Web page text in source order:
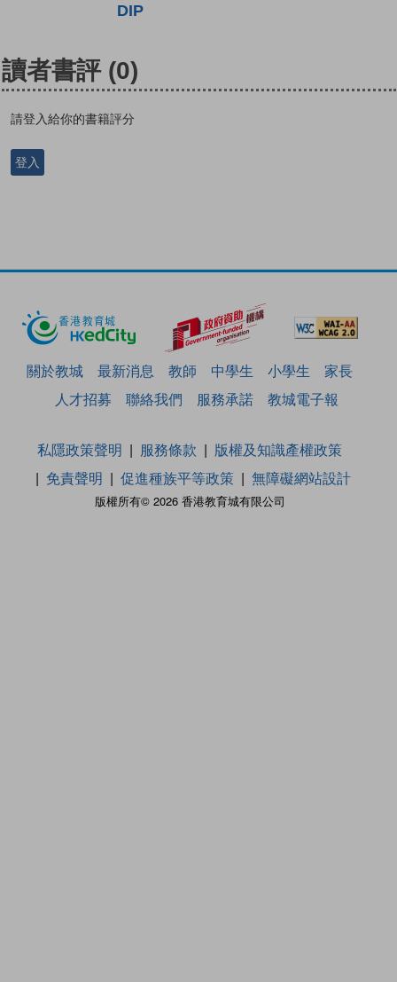
DIP
讀者書評 (0)
請登入給你的書籍評分
登入
關於教城 最新消息 教師 中學生 小學生
家長
人才招募
聯絡我們 服務承諾 教城電子報
版權所有© 2026 香港教育城有限公司
私隱政策聲明 服務條款
版權及知識產權政策
免責聲明
促進種族平等政策 無障礙網站設計